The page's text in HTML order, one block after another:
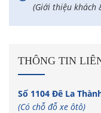
(Giới thiệu khách
THÔNG TIN
Số 1104 Đê La
(Có chỗ đỗ xe ôtô)